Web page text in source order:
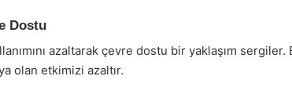
Dostu
azaltarak çevre dostu bir yaklaşım
olan etkimizi azaltır.